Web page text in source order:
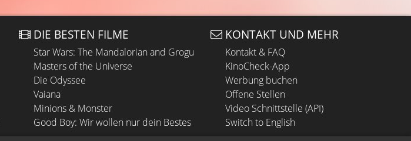
DIE BESTEN FILME
Star Wars: The Mandalorian and Grogu
Masters of the Universe
Die Odyssee
Vaiana
Minions & Monster
Good Boy: Wir wollen nur dein Bestes
KONTAKT UND MEHR
Kontakt & FAQ
KinoCheck-App
Werbung buchen
Offene Stellen
Video Schnittstelle (API)
Switch to English